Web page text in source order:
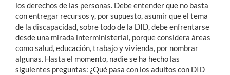
los derechos de las personas. Debe entender que no basta
con entregar recursos y, por supuesto, asumir que el tema
de la discapacidad, sobre todo de la DID, debe enfrentarse
desde una mirada interministerial, porque considera áreas
como salud, educación, trabajo y vivienda, por nombrar
algunas. Hasta el momento, nadie se ha hecho las
siguientes preguntas: ¿Qué pasa con los adultos con DID